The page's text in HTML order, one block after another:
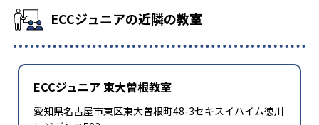
ECCジュニアの近隣の教室
ECCジュニア 東大曽根教室
愛知県名古屋市東区東大曽根町48-3セキスイハイム徳川